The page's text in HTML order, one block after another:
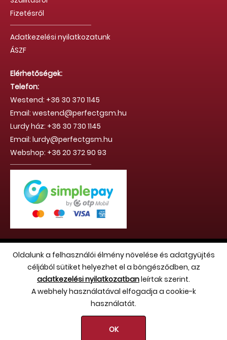
Fizetésről
Adatkezelési nyilatkozatunk
ÁSZF
Elérhetőségek:
Telefon:
Westend: +36 30 370 1145
Email: westend@perfectgsm.hu
Lurdy ház: +36 30 730 1145
Email: lurdy@perfectgsm.hu
Webshop: +36 20 372 90 93
Oldalunk a felhasználói élmény növelése és adatgyüjtés
céljából sütiket helyezhet el a böngésződben, az
adatkezelési nyilatkozatbanleírtak szerint.
A webhely használatával elfogadja a cookie-k
használatát.
OK